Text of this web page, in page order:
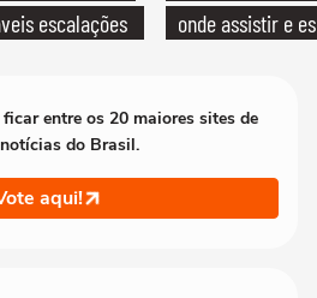
escalações
onde assistir e
entre os 20 maiores sites de
notícias do Brasil.
aqui!